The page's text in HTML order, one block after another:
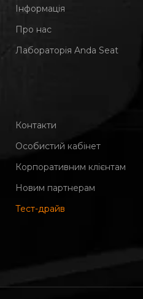
Інформація
Про нас
Лабораторія Anda Seat
Контакти
Особистий кабінет
Корпоративним клієнтам
Новим партнерам
Тест-драйв